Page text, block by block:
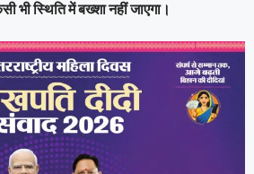
भी स्थिति में बख्शा नहीं जाएगा।